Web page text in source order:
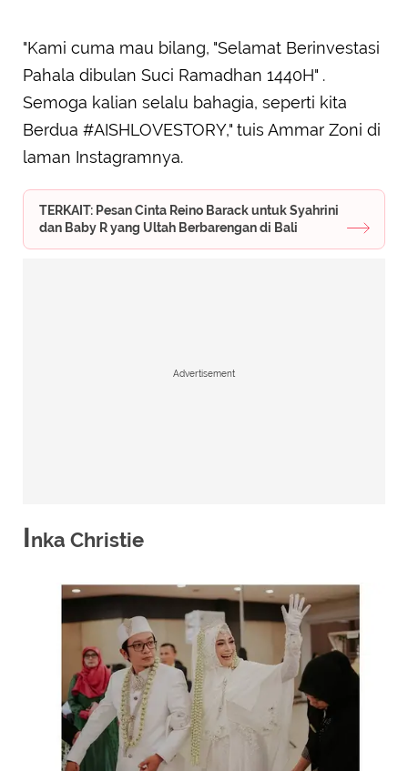
"Kami cuma mau bilang, "Selamat Berinvestasi
Pahala dibulan Suci Ramadhan 1440H" .
Semoga kalian selalu bahagia, seperti kita
Berdua #AISHLOVESTORY," tuis Ammar Zoni di
laman Instagramnya.
TERKAIT: Pesan Cinta Reino Barack untuk Syahrini
dan Baby R yang Ultah Berbarengan di Bali
Advertisement
Inka Christie